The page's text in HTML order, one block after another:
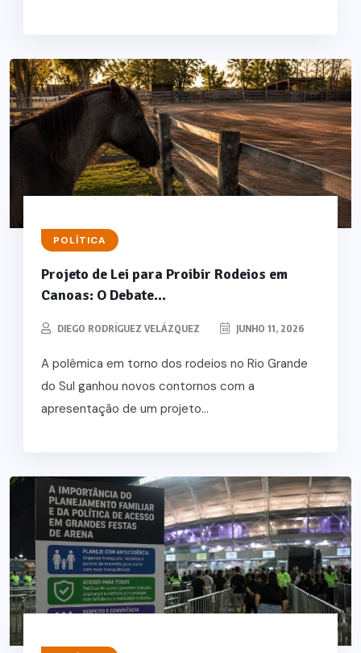
POLÍTICA
Projeto de Lei para Proibir Rodeios em
Canoas: O Debate...
DIEGO RODRÍGUEZ VELÁZQUEZ JUNHO 11, 2026
A polêmica em torno dos rodeios no Rio Grande
do Sul ganhou novos contornos com a
apresentação de um projeto...